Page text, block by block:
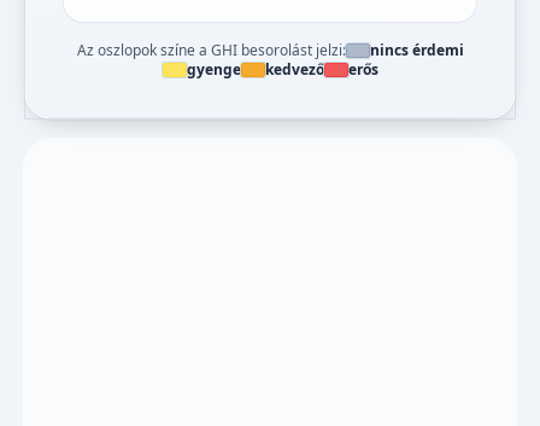
Az oszlopok színe a GHI besorolást jelzi:
nincs érdemi
gyenge
kedvező erős